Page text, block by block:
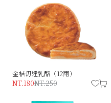
金桔切達乳酪（12兩）
NT.180NT.250